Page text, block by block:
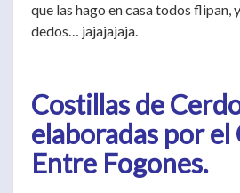
que las hago en casa todos flipan,
dedos… jajajajaja.
Costillas de
elaboradas por
Entre Fogones.